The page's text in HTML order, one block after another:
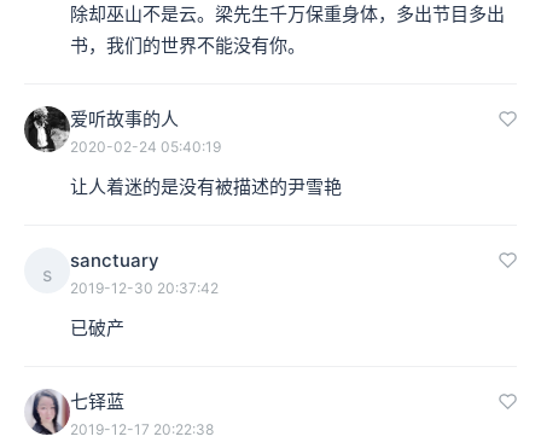
除却巫山不是云。梁先生千万保重身体，多出节目多出
书，我们的世界不能没有你。
爱听故事的人
2020-02-24 05:40:19
让人着迷的是没有被描述的尹雪艳
s
sanctuary
2019-12-30 20:37:42
已破产
七铎蓝
2019-12-17 20:22:38